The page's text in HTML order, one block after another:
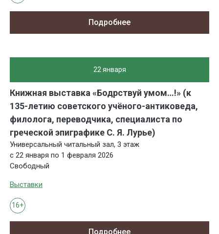
Подробнее
22 января
Книжная выставка «Бодрствуй умом…!» (к
135-летию советского учёного-антиковеда,
филолога, переводчика, специалиста по
греческой эпиграфике С. Я. Лурье)
Универсальный читальный зал, 3 этаж
с 22 января по 1 февраля 2026
Свободный
Выставки
16+
Подробнее